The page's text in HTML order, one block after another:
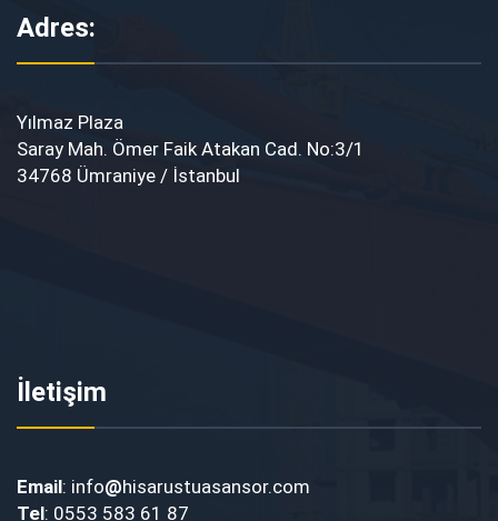
Adres:
Yılmaz Plaza
Saray Mah. Ömer Faik Atakan Cad. No:3/1
34768 Ümraniye / İstanbul
İletişim
Email: info@hisarustuasansor.com
Tel: 0553 583 61 87